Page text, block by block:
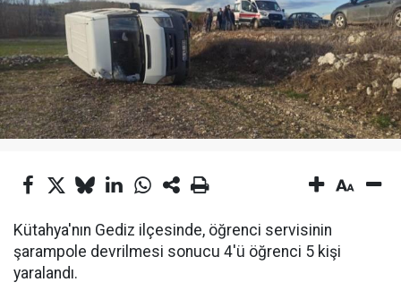
Kütahya'nın Gediz ilçesinde, öğrenci servisinin
şarampole devrilmesi sonucu 4'ü öğrenci 5 kişi
yaralandı.